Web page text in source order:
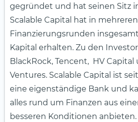
gegründet und hat seinen Sitz
Scalable Capital hat in mehreren
Finanzierungsrunden
Kapital erhalten. Zu den
BlackRock, Tencent, HV
Ventures. Scalable Capital ist
eine eigenständige Bank und
alles rund um Finanzen aus
besseren Konditionen anbieten.